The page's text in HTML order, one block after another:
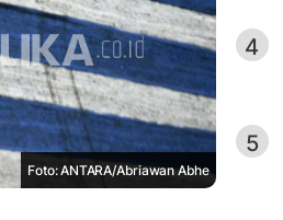
Foto: ANTARA/Abriawan Abhe
4
5